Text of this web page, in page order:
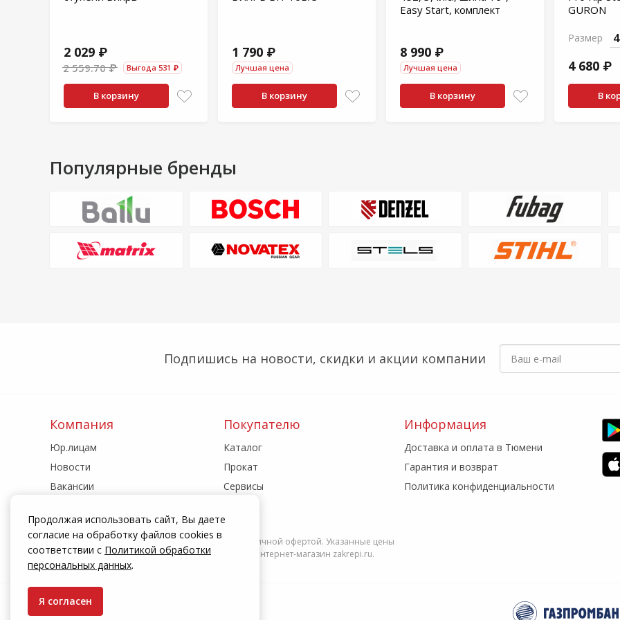
2 029 ₽
2 559.70 ₽ Выгода 531 ₽
В корзину
1 790 ₽
Лучшая цена
В корзину
Easy Start, комплект
8 990 ₽
Лучшая цена
В корзину
GURON
Размер
4 680 ₽
В
Популярные бренды
Подпишись на новости, скидки и акции компании
Компания
Юр.лицам
Новости
Вакансии
Адреса магазинов
Покупателю
Каталог
Прокат
Сервисы
Статьи
Информация
Доставка и оплата в Тюмени
Гарантия и возврат
Политика конфиденциальности
Информация на сайте zakrepi.ru не является публичной офертой. Указанные цены
действуют только при оформлении заказа через интернет-магазин zakrepi.ru.
© КрепыЖ, 2004 — 2026
Продолжая использовать сайт, Вы даете
согласие на обработку файлов cookies в
соответствии с Политикой обработки
персональных данных.
Я согласен